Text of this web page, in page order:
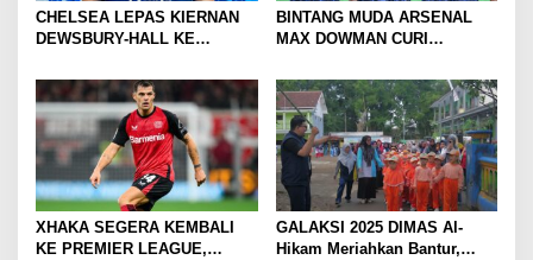
CHELSEA LEPAS KIERNAN
DEWSBURY-HALL KE
SANG GELANDANG DIMULAI
BINTANG MUDA ARSENAL
MAX DOWMAN CURI
PRAMUSIM ASIA
XHAKA SEGERA KEMBALI
KE PREMIER LEAGUE,
GALAKSI 2025 DIMAS Al-
Hikam Meriahkan Bantur,